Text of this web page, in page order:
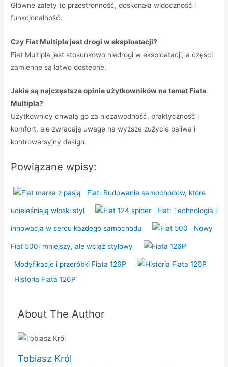
Główne zalety to przestronność, doskonała widoczność i
funkcjonalność.
Czy Fiat Multipla jest drogi w eksploatacji?
Fiat Multipla jest stosunkowo niedrogi w eksploatacji, a części
zamienne są łatwo dostępne.
Jakie są najczęstsze opinie użytkowników na temat Fiata
Multipla?
Użytkownicy chwalą go za niezawodność, praktyczność i
komfort, ale zwracają uwagę na wyższe zużycie paliwa i
kontrowersyjny design.
Powiązane wpisy:
Fiat: Budowanie samochodów, które
ucieleśniają włoski styl Fiat: Technologia i
innowacja w sercu każdego samochodu Nowy
Fiat 500: mniejszy, ale wciąż stylowy
Modyfikacje i przeróbki Fiata 126P
Historia Fiata 126P
About The Author
Tobiasz Król